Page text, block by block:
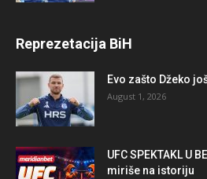
Reprezetacija BiH
Evo zašto Džeko
August 1, 2026
UFC SPEKTAKL U
miriše na istoriju